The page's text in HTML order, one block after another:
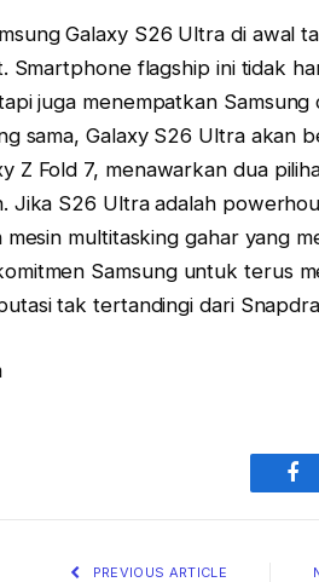
Galaxy S26 Ultra di awal
Smartphone flagship ini tidak
juga menempatkan
sama, Galaxy S26 Ultra akan
Z Fold 7, menawarkan dua
Jika S26 Ultra adalah
mesin multitasking gahar yang
Samsung untuk terus
tak tertandingi dari
PREVIOUS ARTICLE